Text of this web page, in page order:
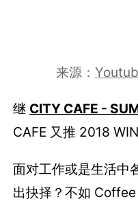
来源：
继 CITY CAFE -
CAFE 又推 2018
面对工作或是生活中
出抉择？不如